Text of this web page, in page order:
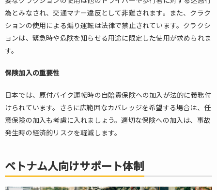
為とみなされ、交通マナー違反として非難されます。また、クラク
ションの使用による煽り運転は法律で禁止されています。クラクシ
ョンは、緊急時や危険を知らせる用途に限定した使用が求められま
す。
保険加入の重要性
日本では、原付バイク運転時の自賠責保険への加入が法的に義務付
けられています。さらに広範囲なカバレッジを希望する場合は、任
意保険の加入も考慮に入れましょう。適切な保険への加入は、事故
発生時の経済的リスクを軽減します。
ベトナム人向けサポート体制